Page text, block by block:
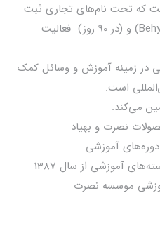
که تحت نام‌های تجاری ثبت
شده (نصرت Nosrat) و (بهیاد Behyad) و (در 90 روز) فعالیت
در زمینه آموزش و وسائل کمک
است.
می‌كند.
نصرت و بهیاد
دوره‌های آموزشی
آموزشی از سال 1387
موسسه نصرت